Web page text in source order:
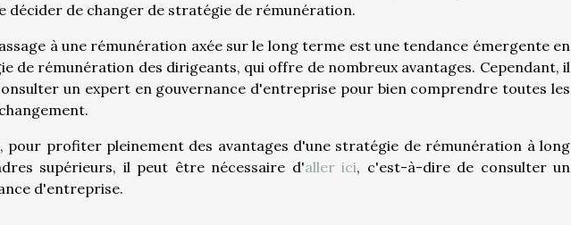
décider de changer de stratégie de rémunération.
à une rémunération axée sur le long terme est une tendance émergente en
de rémunération des dirigeants, qui offre de nombreux avantages. Cependant, il
un expert en gouvernance d'entreprise pour bien comprendre toutes les
pour profiter pleinement des avantages d'une stratégie de rémunération à long
supérieurs, il peut être nécessaire d'aller ici, c'est-à-dire de consulter un
d'entreprise.